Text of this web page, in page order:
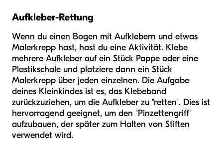
Aufkleber-Rettung
Wenn du einen Bogen mit Aufklebern und etwas
Malerkrepp hast, hast du eine Aktivität. Klebe
mehrere Aufkleber auf ein Stück Pappe oder eine
Plastikschale und platziere dann ein Stück
Malerkrepp über jeden einzelnen. Die Aufgabe
deines Kleinkindes ist es, das Klebeband
zurückzuziehen, um die Aufkleber zu "retten". Dies ist
hervorragend geeignet, um den "Pinzettengriff"
aufzubauen, der später zum Halten von Stiften
verwendet wird.